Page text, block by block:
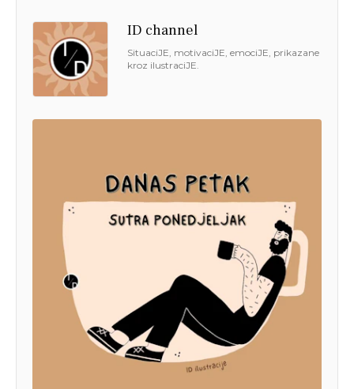
ID channel
SituaciJE, motivaciJE, emociJE, prikazane
kroz ilustraciJE.